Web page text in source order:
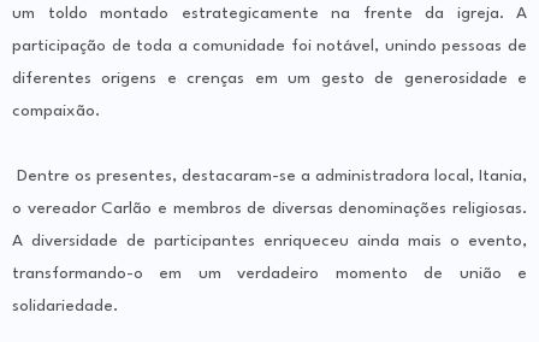
um toldo montado estrategicamente na frente da igreja. A
participação de toda a comunidade foi notável, unindo pessoas de
diferentes origens e crenças em um gesto de generosidade e
compaixão.
Dentre os presentes, destacaram-se a administradora local, Itania,
o vereador Carlão e membros de diversas denominações religiosas.
A diversidade de participantes enriqueceu ainda mais o evento,
transformando-o em um verdadeiro momento de união e
solidariedade.